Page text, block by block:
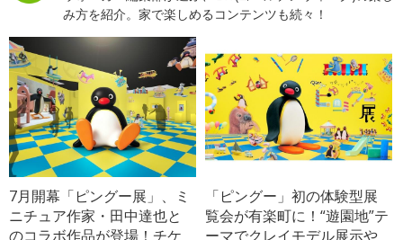
み方を紹介。家で楽しめるコンテンツも続々！
7月開幕「ピングー展」、ミ
ニチュア作家・田中達也と
のコラボ作品が登場！チケ
「ピングー」初の体験型展
覧会が有楽町に！“遊園地”テ
ーマでクレイモデル展示や